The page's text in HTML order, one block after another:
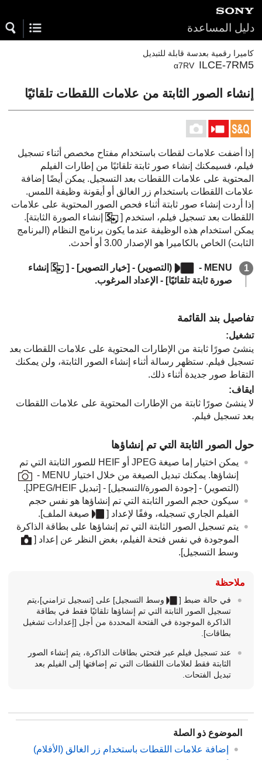
دليل المساعدة
كاميرا رقمية بعدسة قابلة للتبديل
ILCE-7RM5
α7RV
إنشاء الصور الثابتة من علامات اللقطات تلقائيًا
إذا أضفت علامات لقطات باستخدام مفتاح مخصص أثناء تسجيل
فيلم، فسيمكنك إنشاء صور ثابتة تلقائيًا من إطارات الفيلم
المحتوية على علامات اللقطات بعد التسجيل. يمكن أيضًا إضافة
علامات اللقطات باستخدام زر الغالق أو أيقونة وظيفة اللمس.
إذا أردت إنشاء صور ثابتة أثناء فحص الصور المحتوية على علامات
اللقطات بعد تسجيل فيلم، استخدم [ إنشاء الصورة الثابتة].
يمكن استخدام هذه الوظيفة عندما يكون برنامج النظام (البرنامج
الثابت) الخاص بالكاميرا هو الإصدار 3.00 أو أحدث.
MENU
-
( التصوير) - [خيار التصوير] -
[
إنشاء
صورة ثابتة تلقائيًا] - الإعداد المرغوب.
تفاصيل بند القائمة
تشغيل:
ينشئ صورًا ثابتة من الإطارات المحتوية على علامات اللقطات بعد
تسجيل فيلم. ستظهر رسالة أثناء إنشاء الصور الثابتة، ولن يمكنك
التقاط صور جديدة أثناء ذلك.
ايقاف:
لا ينشئ صورًا ثابتة من الإطارات المحتوية على علامات اللقطات
بعد تسجيل فيلم.
حول الصور الثابتة التي تم إنشاؤها
يمكن اختيار إما صيغة JPEG أو HEIF للصور الثابتة التي تم
إنشاؤها. يمكنك تبديل الصيغة من خلال اختيار MENU
-
( التصوير ) - [جودة الصورة/التسجيل] - [تبديل JPEG/HEIF‎‏]
.
سيكون حجم الصور الثابتة التي تم إنشاؤها هو نفس حجم
الفيلم الجاري تسجيله، وفقًا لإعداد [ صيغة الملف].
يتم تسجيل الصور الثابتة التي تم إنشاؤها على بطاقة الذاكرة
الموجودة في نفس فتحة الفيلم، بغض النظر عن إعداد [
وسط التسجيل].
ملاحظة
في حالة ضبط [ وسط التسجيل] على [تسجيل تزامني]،يتم
تسجيل الصور الثابتة التي تم إنشاؤها تلقائيًا فقط في بطاقة
الذاكرة الموجودة في الفتحة المحددة من أجل [إعدادات تشغيل
بطاقات]
عند تسجيل فيلم عبر فتحتي بطاقات الذاكرة، يتم إنشاء الصور
الثابتة فقط لعلامات اللقطات التي تم إضافتها إلى الفيلم بعد
تبديل الفتحات.
الموضوع ذو الصلة
إضافة علامات اللقطات باستخدام زر الغالق (الأفلام)